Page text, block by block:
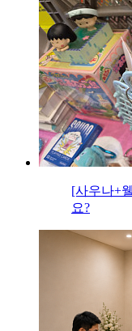
[사우나+
요?